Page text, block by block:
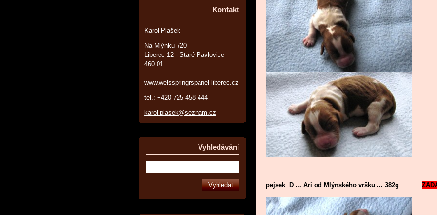
pejsek D ... Ari od Mlýnského vršku ... 382g _____
Kontakt
Karol Plašek
Na Mlýnku 720
Liberec 12 - Staré Pavlovice
460 01
www.welsspringrspanel-liberec.cz
tel.: +420 725 458 444
karol.plasek@seznam.cz
Vyhledávání